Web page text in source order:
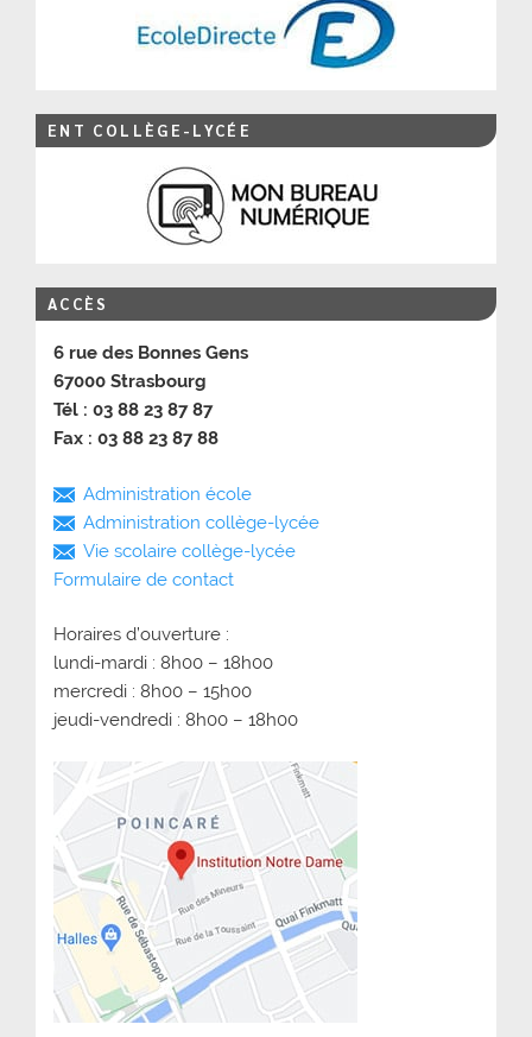
ENT COLLÈGE-LYCÉE
ACCÈS
6 rue des Bonnes Gens
67000 Strasbourg
Tél : 03 88 23 87 87
Fax : 03 88 23 87 88
Administration école
Administration collège-lycée
Vie scolaire collège-lycée
Formulaire de contact
Horaires d’ouverture :
lundi-mardi : 8h00 – 18h00
mercredi : 8h00 – 15h00
jeudi-vendredi : 8h00 – 18h00